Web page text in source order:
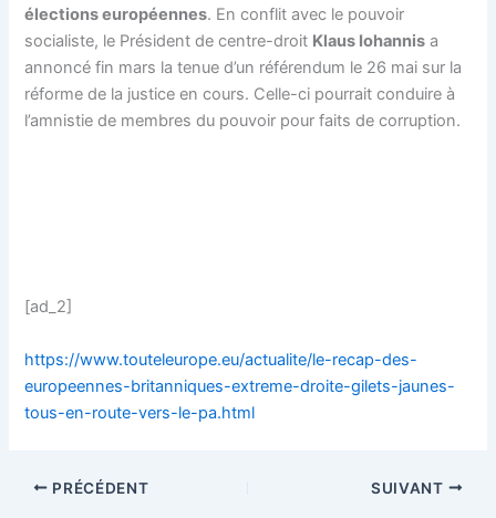
élections européennes. En conflit avec le pouvoir
socialiste, le Président de centre-droit Klaus Iohannis a
annoncé fin mars la tenue d’un référendum le 26 mai sur la
réforme de la justice en cours. Celle-ci pourrait conduire à
l’amnistie de membres du pouvoir pour faits de corruption.
[ad_2]
https://www.touteleurope.eu/actualite/le-recap-des-
europeennes-britanniques-extreme-droite-gilets-jaunes-
tous-en-route-vers-le-pa.html
PRÉCÉDENT SUIVANT